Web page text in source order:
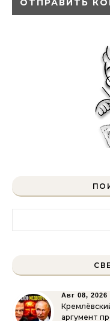
Авг 08, 2026
аргумент